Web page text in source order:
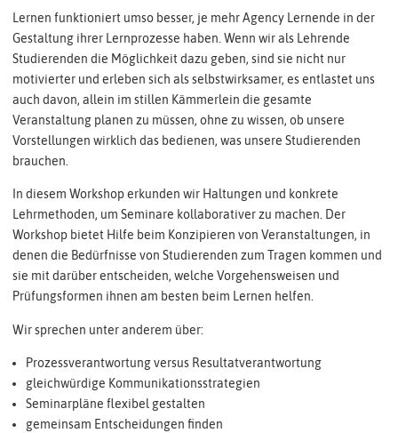
Lernen funktioniert umso besser, je mehr Agency Lernende in der
Gestaltung ihrer Lernprozesse haben. Wenn wir als Lehrende
Studierenden die Möglichkeit dazu geben, sind sie nicht nur
motivierter und erleben sich als selbstwirksamer, es entlastet uns
auch davon, allein im stillen Kämmerlein die gesamte
Veranstaltung planen zu müssen, ohne zu wissen, ob unsere
Vorstellungen wirklich das bedienen, was unsere Studierenden
brauchen.
In diesem Workshop erkunden wir Haltungen und konkrete
Lehrmethoden, um Seminare kollaborativer zu machen. Der
Workshop bietet Hilfe beim Konzipieren von Veranstaltungen, in
denen die Bedürfnisse von Studierenden zum Tragen kommen und
sie mit darüber entscheiden, welche Vorgehensweisen und
Prüfungsformen ihnen am besten beim Lernen helfen.
Wir sprechen unter anderem über:
Prozessverantwortung versus Resultatverantwortung
gleichwürdige Kommunikationsstrategien
Seminarpläne flexibel gestalten
gemeinsam Entscheidungen finden